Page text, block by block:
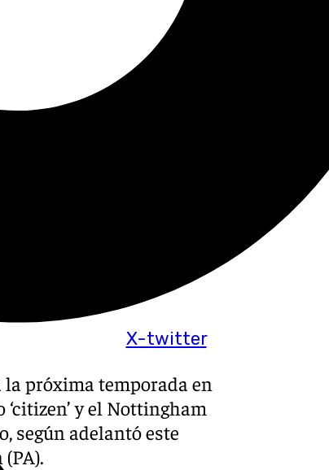
X-twitter
próxima temporada en
‘citizen’ y el Nottingham
según adelantó este